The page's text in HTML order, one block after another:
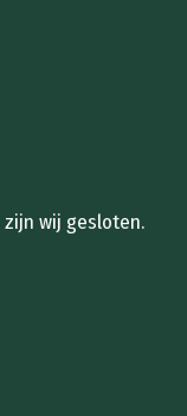
zijn wij gesloten.